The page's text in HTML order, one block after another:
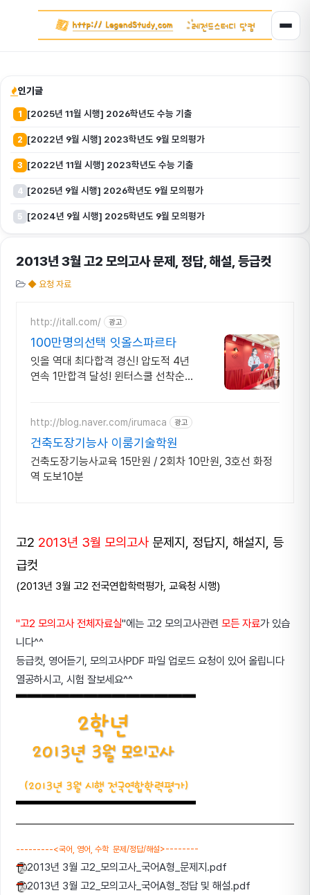
인기글
1 [2025년 11월 시행] 2026학년도 수능 기출
2 [2022년 9월 시행] 2023학년도 9월 모의평가
3 [2022년 11월 시행] 2023학년도 수능 기출
4 [2025년 9월 시행] 2026학년도 9월 모의평가
5 [2024년 9월 시행] 2025학년도 9월 모의평가
2013년 3월 고2 모의고사 문제, 정답, 해설, 등급컷
◆ 요청 자료
http://itall.com/ 광고
100만명의선택 잇올스파르타
잇올 역대 최다합격 경신! 압도적 4년
연속 1만합격 달성! 윈터스쿨 선착순
우
http://blog.naver.com/irumaca 광고
건축도장기능사 이룸기술학원
건축도장기능사교육 15만원 / 2회차 10만원, 3호선 화정
역 도보10분
고2 2013년 3월 모의고사 문제지, 정답지, 해설지, 등
급컷
(2013년 3월 고2 전국연합학력평가, 교육청 시행)
"고2 모의고사 전체자료실"에는 고2 모의고사관련 모든 자료가 있습
니다^^
등급컷, 영어듣기, 모의고사PDF 파일 업로드 요청이 있어 올립니다
열공하시고, 시험 잘보세요^^
---------<국어, 영어, 수학 문제/정답/해설>--------
2013년 3월 고2_모의고사_국어A형_문제지.pdf
2013년 3월 고2_모의고사_국어A형_정답 및 해설.pdf